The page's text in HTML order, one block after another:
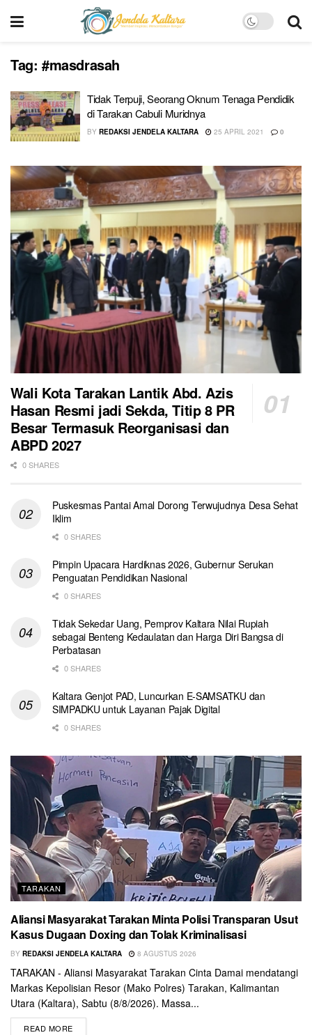
Tag: #masdrasah
Tidak Terpuji, Seorang Oknum Tenaga Pendidik
di Tarakan Cabuli Muridnya
BY REDAKSI JENDELA KALTARA 25 APRIL 2021 0
Wali Kota Tarakan Lantik Abd. Azis
Hasan Resmi jadi Sekda, Titip 8 PR
Besar Termasuk Reorganisasi dan
ABPD 2027
0 SHARES
Puskesmas Pantai Amal Dorong Terwujudnya Desa Sehat
Iklim
0 SHARES
Pimpin Upacara Hardiknas 2026, Gubernur Serukan
Penguatan Pendidikan Nasional
0 SHARES
Tidak Sekedar Uang, Pemprov Kaltara Nilai Rupiah
sebagai Benteng Kedaulatan dan Harga Diri Bangsa di
Perbatasan
0 SHARES
Kaltara Genjot PAD, Luncurkan E-SAMSATKU dan
SIMPADKU untuk Layanan Pajak Digital
0 SHARES
TARAKAN
Aliansi Masyarakat Tarakan Minta Polisi Transparan Usut
Kasus Dugaan Doxing dan Tolak Kriminalisasi
BY REDAKSI JENDELA KALTARA 8 AGUSTUS 2026
TARAKAN - Aliansi Masyarakat Tarakan Cinta Damai mendatangi
Markas Kepolisian Resor (Mako Polres) Tarakan, Kalimantan
Utara (Kaltara), Sabtu (8/8/2026). Massa...
READ MORE